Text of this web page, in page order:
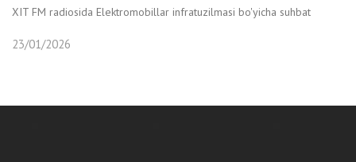
XIT FM radiosida Elektromobillar infratuzilmasi bo'yicha suhbat
23/01/2026